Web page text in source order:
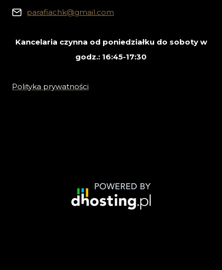
parafiachk@gmail.com
Kancelaria czynna od poniedziałku do soboty w
godz.: 16:45-17:30
Polityka prywatności